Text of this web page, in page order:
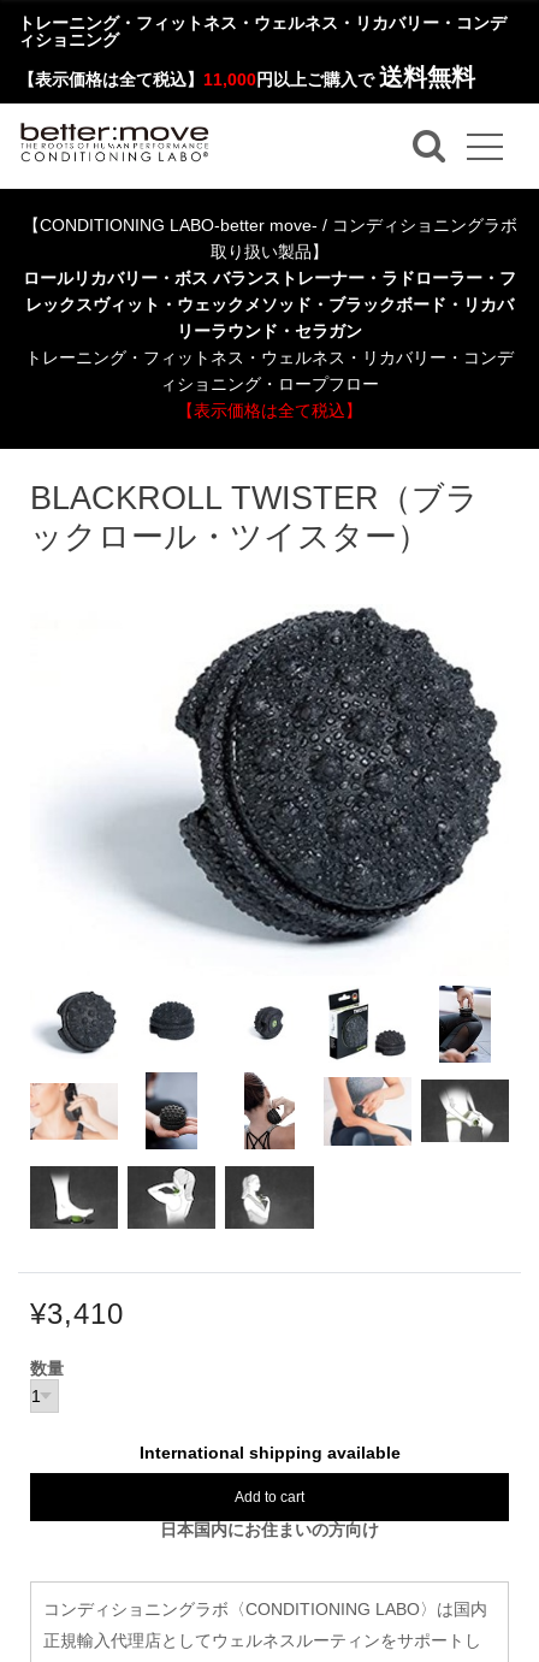
トレーニング・フィットネス・ウェルネス・リカバリー・コンデ
ィショニング
【表示価格は全て税込】 11,000円以上ご購入で 送料無料
【CONDITIONING LABO-better move- / コンディショニングラボ
取り扱い製品】
ロールリカバリー・ボス バランストレーナー・ラドローラー・フ
レックスヴィット・ウェックメソッド・ブラックボード・リカバ
リーラウンド・セラガン
トレーニング・フィットネス・ウェルネス・リカバリー・コンデ
ィショニング・ロープフロー
【表示価格は全て税込】
BLACKROLL TWISTER（ブラ
ックロール・ツイスター）
¥3,410
数量
International shipping available
Add to cart
日本国内にお住まいの方向け
コンディショニングラボ〈CONDITIONING LABO〉は国内
正規輸入代理店としてウェルネスルーティンをサポートし